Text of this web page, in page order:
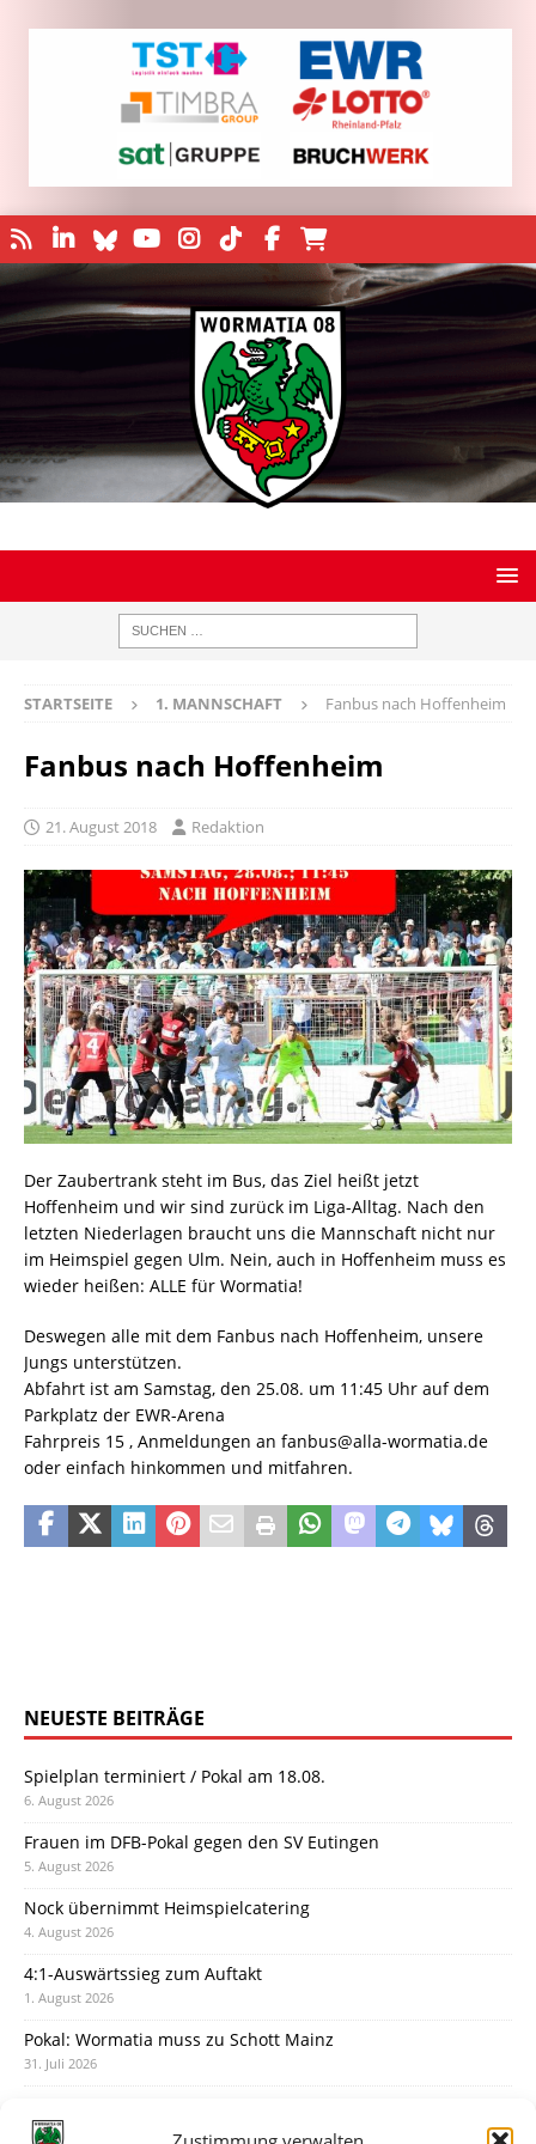
STARTSEITE 1. MANNSCHAFT Fanbus nach Hoffenheim
Fanbus nach Hoffenheim
21. August 2018 Redaktion
Der Zaubertrank steht im Bus, das Ziel heißt jetzt
Hoffenheim und wir sind zurück im Liga-Alltag. Nach den
letzten Niederlagen braucht uns die Mannschaft nicht nur
im Heimspiel gegen Ulm. Nein, auch in Hoffenheim muss es
wieder heißen: ALLE für Wormatia!
Deswegen alle mit dem Fanbus nach Hoffenheim, unsere
Jungs unterstützen.
Abfahrt ist am Samstag, den 25.08. um 11:45 Uhr auf dem
Parkplatz der EWR-Arena
Fahrpreis 15 , Anmeldungen an fanbus@alla-wormatia.de
oder einfach hinkommen und mitfahren.
NEUESTE BEITRÄGE
Spielplan terminiert / Pokal am 18.08.
6. August 2026
Frauen im DFB-Pokal gegen den SV Eutingen
5. August 2026
Nock übernimmt Heimspielcatering
4. August 2026
4:1-Auswärtssieg zum Auftakt
1. August 2026
Pokal: Wormatia muss zu Schott Mainz
31. Juli 2026
30. Juli 2026